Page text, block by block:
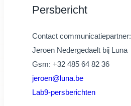
Persbericht
Contact communicatiepartner:
Jeroen Nedergedaelt bij Luna
Gsm: +32 485 64 82 36
jeroen@luna.be
Lab9-persberichten